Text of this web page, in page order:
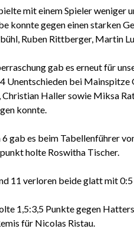
mit einem Spieler weniger
konnte gegen einen starken
Ruben Rittberger, Martin
gab es erneut für
Unentschieden bei Mainspitze
Haller sowie Miksa
konnte.
6 gab es beim Tabellenführer
holte Roswitha Tischer.
11 verloren beide glatt mit
1,5:3,5 Punkte gegen
für Nicolas Ristau.